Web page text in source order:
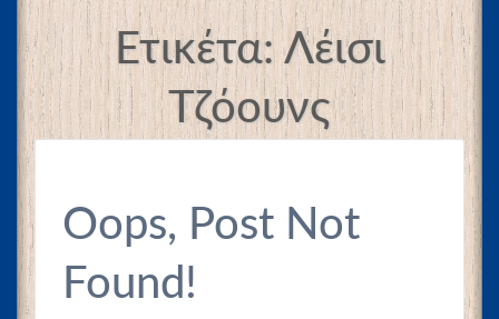
Ετικέτα:Λέισι
Τζόουνς
Oops, Post Not
Found!